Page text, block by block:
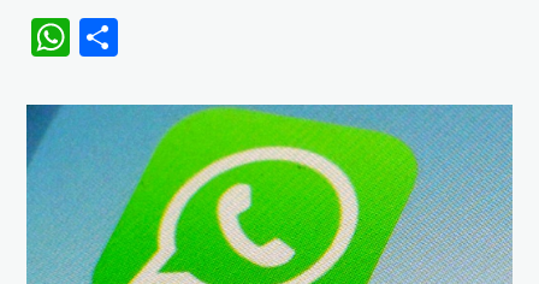
WhatsApp